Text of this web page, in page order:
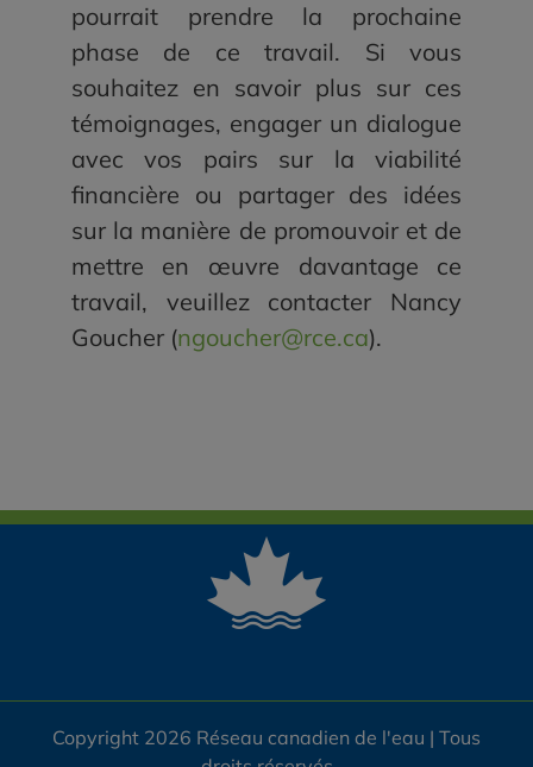
pourrait prendre la prochaine
phase de ce travail. Si vous
souhaitez en savoir plus sur ces
témoignages, engager un dialogue
avec vos pairs sur la viabilité
financière ou partager des idées
sur la manière de promouvoir et de
mettre en œuvre davantage ce
travail, veuillez contacter Nancy
Goucher (ngoucher@rce.ca).
Copyright 2026 Réseau canadien de l'eau | Tous